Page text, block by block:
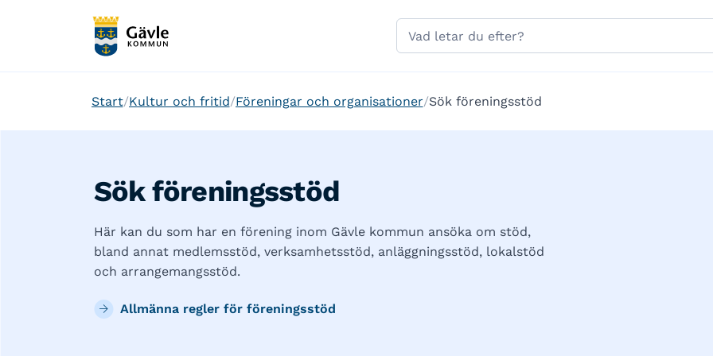
Sök
på
Start Kultur och fritid Föreningar och organisationer Sök föreningsstöd
Sök föreningsstöd
Här kan du som har en förening inom Gävle kommun ansöka om stöd,
bland annat medlemsstöd, verksamhetsstöd, anläggningsstöd, lokalstöd
och arrangemangsstöd.
Allmänna regler för föreningsstöd